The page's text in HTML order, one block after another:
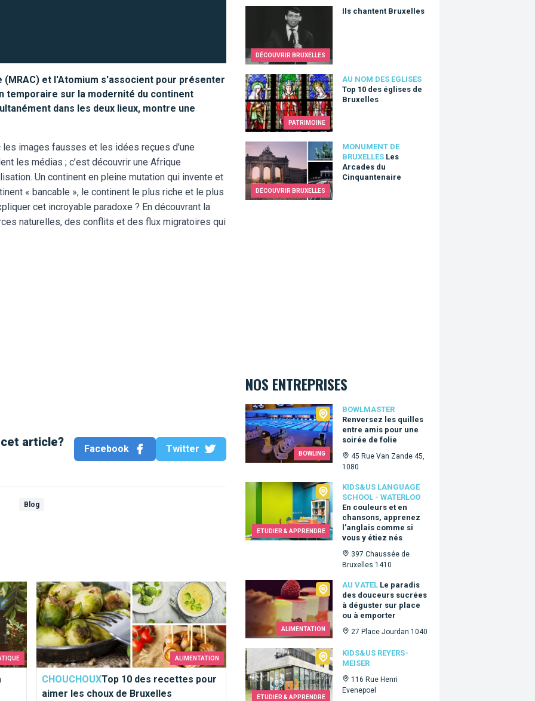
et l'Atomium s'associent pour présenter
temporaire sur la modernité du continent
dans les deux lieux, montre une
les images fausses et les idées reçues d'une
les médias ; c’est découvrir une Afrique
Un continent en pleine mutation qui invente et
« bancable », le continent le plus riche et le plus
cet incroyable paradoxe ? En découvrant la
naturelles, des conflits et des flux migratoires qui
article? Facebook Twitter
Blog
ALIMENTATION
CHOUCHOUXTop 10 des recettes pour
aimer les choux de Bruxelles
Top 10 des recettes pour aimer les choux de Bruxelles
DÉCOUVRIR BRUXELLES
Ils chantent Bruxelles
Ils chantent Bruxelles
PATRIMOINE
AU NOM DES EGLISES
Top 10 des églises de
Bruxelles
Top 10 des églises de Bruxelles
DÉCOUVRIR BRUXELLES
MONUMENT DE
BRUXELLES Les
Arcades du
Cinquantenaire
Les Arcades du Cinquantenaire
NOS ENTREPRISES
BOWLING
BOWLMASTER
Renversez les quilles
entre amis pour une
soirée de folie
45 Rue Van Zande 45,
1080
Bowlmaster
ETUDIER & APPRENDRE
KIDS&US LANGUAGE
SCHOOL - WATERLOO
En couleurs et en
chansons, apprenez
l’anglais comme si
vous y étiez nés
397 Chaussée de
Bruxelles 1410
Kids&Us language school - Waterloo
ALIMENTATION
AU VATEL Le paradis
des douceurs sucrées
à déguster sur place
ou à emporter
27 Place Jourdan 1040
Au Vatel
ETUDIER & APPRENDRE
KIDS&US REYERS-
MEISER
116 Rue Henri
Evenepoel
Kids&Us Reyers-Meiser